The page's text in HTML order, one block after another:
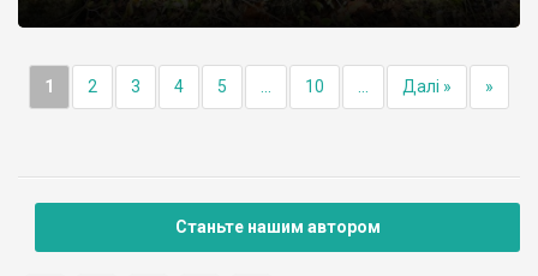
1 2 3 4 5 10 Далі » »
Станьте нашим автором